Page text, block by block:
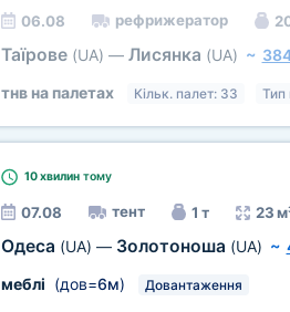
06.08 рефрижератор
Таїрове (UA) — Лисянка (UA) ~
тнв на палетах
Кільк. палет: 33 Тип
10 хвилинтому
07.08 тент 1 т 23
Одеса (UA) — Золотоноша (UA) ~
меблі (дов=6м) Довантаження